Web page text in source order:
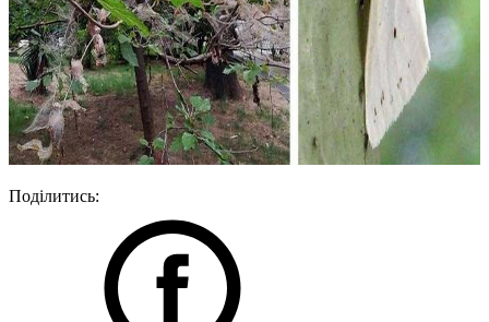
Поділитись: